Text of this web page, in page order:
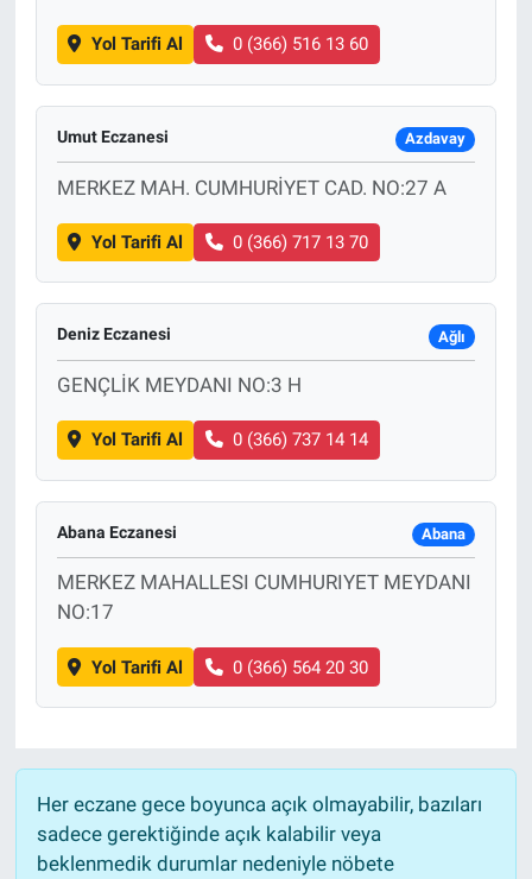
Yol Tarifi Al 0 (366) 516 13 60
Umut Eczanesi Azdavay
MERKEZ MAH. CUMHURİYET CAD. NO:27 A
Yol Tarifi Al 0 (366) 717 13 70
Deniz Eczanesi Ağlı
GENÇLİK MEYDANI NO:3 H
Yol Tarifi Al 0 (366) 737 14 14
Abana Eczanesi Abana
MERKEZ MAHALLESI CUMHURIYET MEYDANI
NO:17
Yol Tarifi Al 0 (366) 564 20 30
Her eczane gece boyunca açık olmayabilir, bazıları
sadece gerektiğinde açık kalabilir veya
beklenmedik durumlar nedeniyle nöbete